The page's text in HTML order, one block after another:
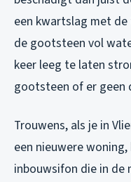
een kwartslag met
de gootsteen vol
keer leeg te laten
gootsteen of er geen
Trouwens, als je in
een nieuwere
inbouwsifon die in de